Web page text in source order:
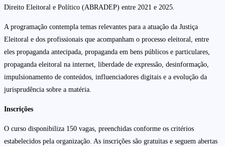
Direito Eleitoral e Político (ABRADEP) entre 2021 e 2025.
A programação contempla temas relevantes para a atuação da Justiça
Eleitoral e dos profissionais que acompanham o processo eleitoral, entre
eles propaganda antecipada, propaganda em bens públicos e particulares,
propaganda eleitoral na internet, liberdade de expressão, desinformação,
impulsionamento de conteúdos, influenciadores digitais e a evolução da
jurisprudência sobre a matéria.
Inscrições
O curso disponibiliza 150 vagas, preenchidas conforme os critérios
estabelecidos pela organização. As inscrições são gratuitas e seguem abertas